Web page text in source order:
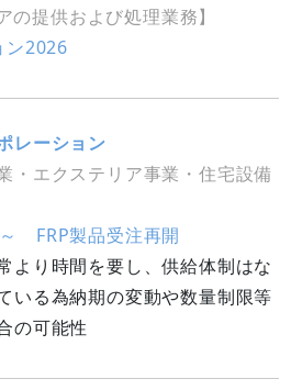
の提供および処理業務】
ン2026
レーション
・エクステリア事業・住宅設備
FRP製品受注再開
り時間を要し、供給体制はな
いる為納期の変動や数量制限等
の可能性